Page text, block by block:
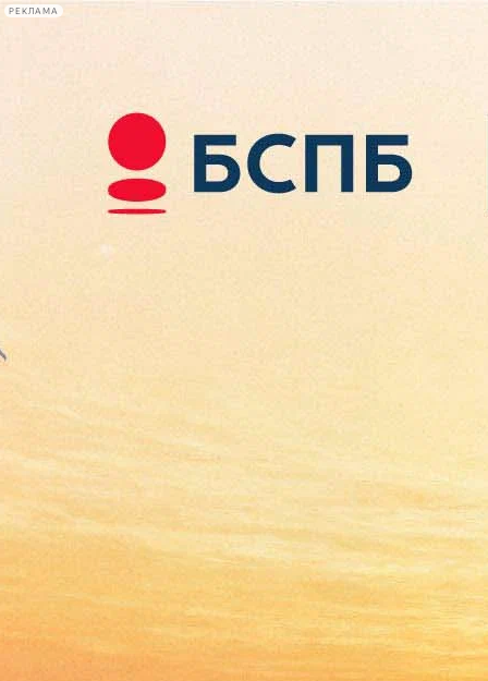
РЕКЛАМА
Сегодня:
2026.08.09
12:02
Афиша Plus
Шнуров посвятил песню
«Зениту»
27 апреля 2018,17:51 Версия для печати